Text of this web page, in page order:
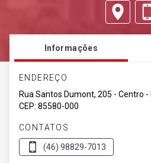
Informações
ENDEREÇO
Rua Santos Dumont, 205 - Centro
CEP: 85580-000
CONTATOS
(46) 98829-7013